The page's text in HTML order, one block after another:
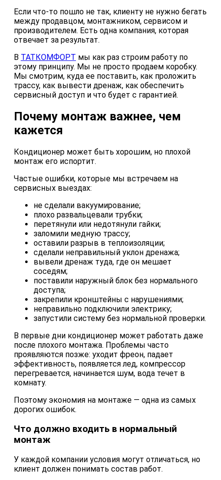
Если что-то пошло не так, клиенту не нужно бегать
между продавцом, монтажником, сервисом и
производителем. Есть одна компания, которая
отвечает за результат.
В ТАТКОМФОРТ мы как раз строим работу по
этому принципу. Мы не просто продаем коробку.
Мы смотрим, куда ее поставить, как проложить
трассу, как вывести дренаж, как обеспечить
сервисный доступ и что будет с гарантией.
Почему монтаж важнее, чем
кажется
Кондиционер может быть хорошим, но плохой
монтаж его испортит.
Частые ошибки, которые мы встречаем на
сервисных выездах:
не сделали вакуумирование;
плохо развальцевали трубки;
перетянули или недотянули гайки;
заломили медную трассу;
оставили разрыв в теплоизоляции;
сделали неправильный уклон дренажа;
вывели дренаж туда, где он мешает
соседям;
поставили наружный блок без нормального
доступа;
закрепили кронштейны с нарушениями;
неправильно подключили электрику;
запустили систему без нормальной проверки.
В первые дни кондиционер может работать даже
после плохого монтажа. Проблемы часто
проявляются позже: уходит фреон, падает
эффективность, появляется лед, компрессор
перегревается, начинается шум, вода течет в
комнату.
Поэтому экономия на монтаже — одна из самых
дорогих ошибок.
Что должно входить в нормальный
монтаж
У каждой компании условия могут отличаться, но
клиент должен понимать состав работ.